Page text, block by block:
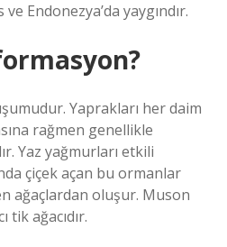
Endonezya’da yaygındır.
Yaprakları her daim
rağmen genellikle
Yaz yağmurları etkili
çiçek açan bu ormanlar
ağaçlardan oluşur. Muson
tik ağacıdır.